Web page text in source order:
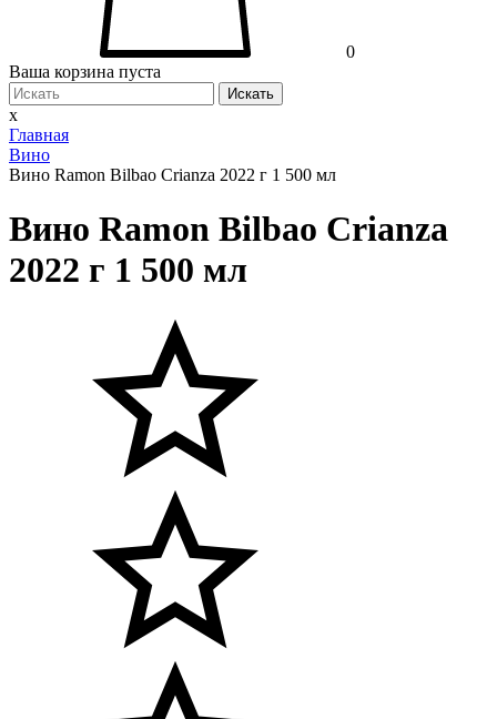
0
Ваша корзина пуста
Искать
x
Главная
Вино
Вино Ramon Bilbao Crianza 2022 г 1 500 мл
Вино Ramon Bilbao Crianza
2022 г 1 500 мл